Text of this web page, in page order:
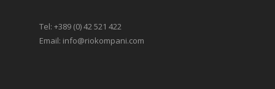
Tel: +389 (0) 42 521 422
Email: info@riokompani.com